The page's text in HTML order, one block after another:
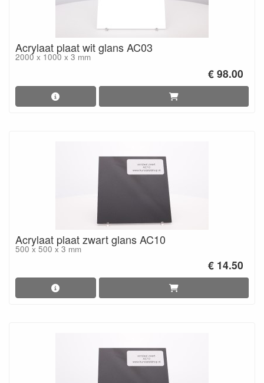
Acrylaat plaat wit glans AC03
2000 x 1000 x 3 mm
€ 98.00
Acrylaat plaat zwart glans AC10
500 x 500 x 3 mm
€ 14.50